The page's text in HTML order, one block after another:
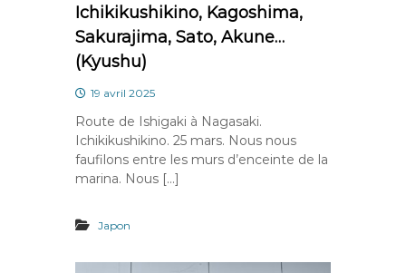
Ichikikushikino, Kagoshima,
Sakurajima, Sato, Akune…
(Kyushu)
19 avril 2025
Route de Ishigaki à Nagasaki.
Ichikikushikino. 25 mars. Nous nous
faufilons entre les murs d’enceinte de la
marina. Nous […]
Japon